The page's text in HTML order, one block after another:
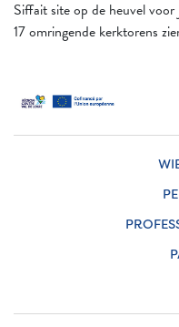
Siffait site op de heuvel
17 omringende kerktorens